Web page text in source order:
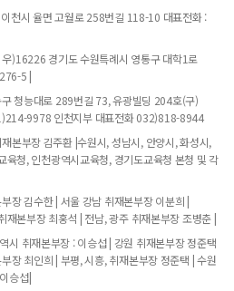
천시 율면 고월로 258번길 118-10 대표전화 :
)16226 경기도 수원특례시 영통구 대학1로
5 |
청능대로 289번길 73, 유광빌딩 204호(구)
9978 인천지부 대표전화 032)818-8944
본부장 김주환 |수원시, 성남시, 안양시, 화성시,
육청, 인천광역시교육청, 경기도교육청 본청 및 각
장 김수한 | 서울 강남 취재본부장 이분희 |
본부장 최홍석 | 전남, 광주 취재본부장 조병춘 |
시 취재본부장 : 이승섭 | 강원 취재본부장 정준택
장 최인희 | 부평, 시흥, 취재본부장 정준택 | 수원
승섭|